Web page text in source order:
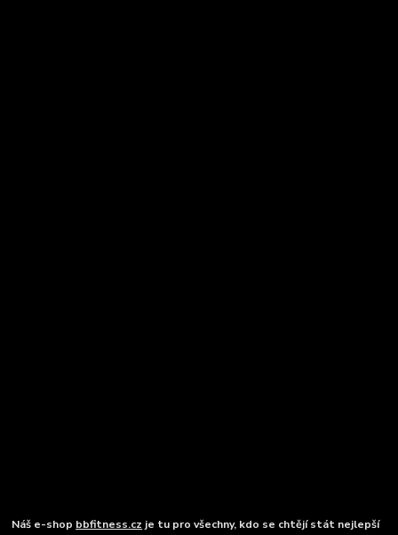
Náš e-shop bbfitness.cz je tu pro všechny, kdo se chtějí stát nejlepší